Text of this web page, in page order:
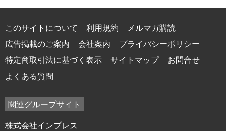
このサイトについて 利用規約
メルマガ購読
広告掲載のご案内
会社案内
プライバシーポリシー
特定商取引法に基づく表示
サイトマップ
お問合せ
よくある質問
関連グループサイト
株式会社インプレス